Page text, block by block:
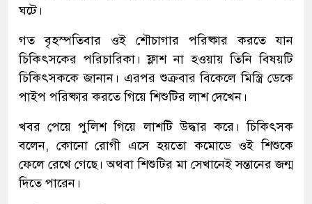
ঘটে।
গত বৃহস্পতিবার ওই শৌচাগার পরিষ্কার করতে যান
চিকিৎসকের পরিচারিকা। ফ্লাশ না হওয়ায় তিনি বিষয়টি
চিকিৎসককে জানান। এরপর শুক্রবার বিকেলে মিস্ত্রি ডেকে
পাইপ পরিষ্কার করতে গিয়ে শিশুটির লাশ দেখেন।
খবর পেয়ে পুলিশ গিয়ে লাশটি উদ্ধার করে। চিকিৎসক
বলেন, কোনো রোগী এসে হয়তো কমোডে ওই শিশুকে
ফেলে রেখে গেছে। অথবা শিশুটির মা সেখানেই সন্তানের জন্ম
দিতে পারেন।